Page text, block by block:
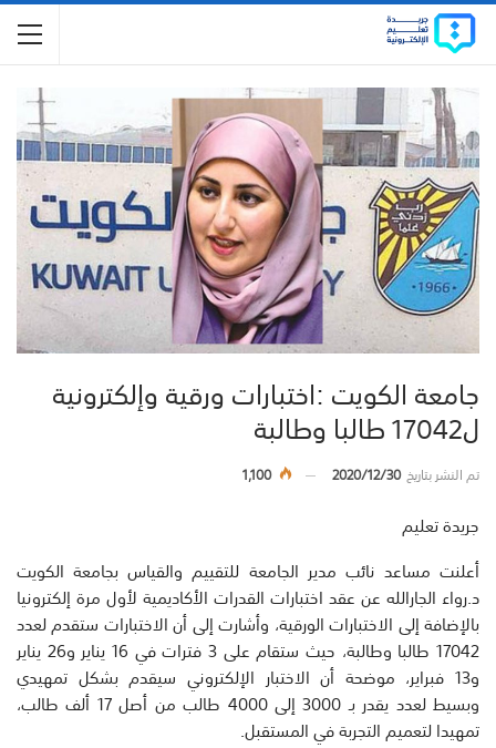
جامعة الكويت :اختبارات ورقية وإلكترونية
ل17042 طالبا وطالبة
تم النشر بتاريخ2020/12/30
1,100
جريدة تعليم
أعلنت مساعد نائب مدير الجامعة للتقييم والقياس بجامعة الكويت
د.رواء الجارالله عن عقد اختبارات القدرات الأكاديمية لأول مرة إلكترونيا
بالإضافة إلى الاختبارات الورقية، وأشارت إلى أن الاختبارات ستقدم لعدد
17042 طالبا وطالبة، حيث ستقام على 3 فترات في 16 يناير و26 يناير
و13 فبراير، موضحة أن الاختبار الإلكتروني سيقدم بشكل تمهيدي
وبسيط لعدد يقدر بـ 3000 إلى 4000 طالب من أصل 17 ألف طالب،
تمهيدا لتعميم التجربة في المستقبل.